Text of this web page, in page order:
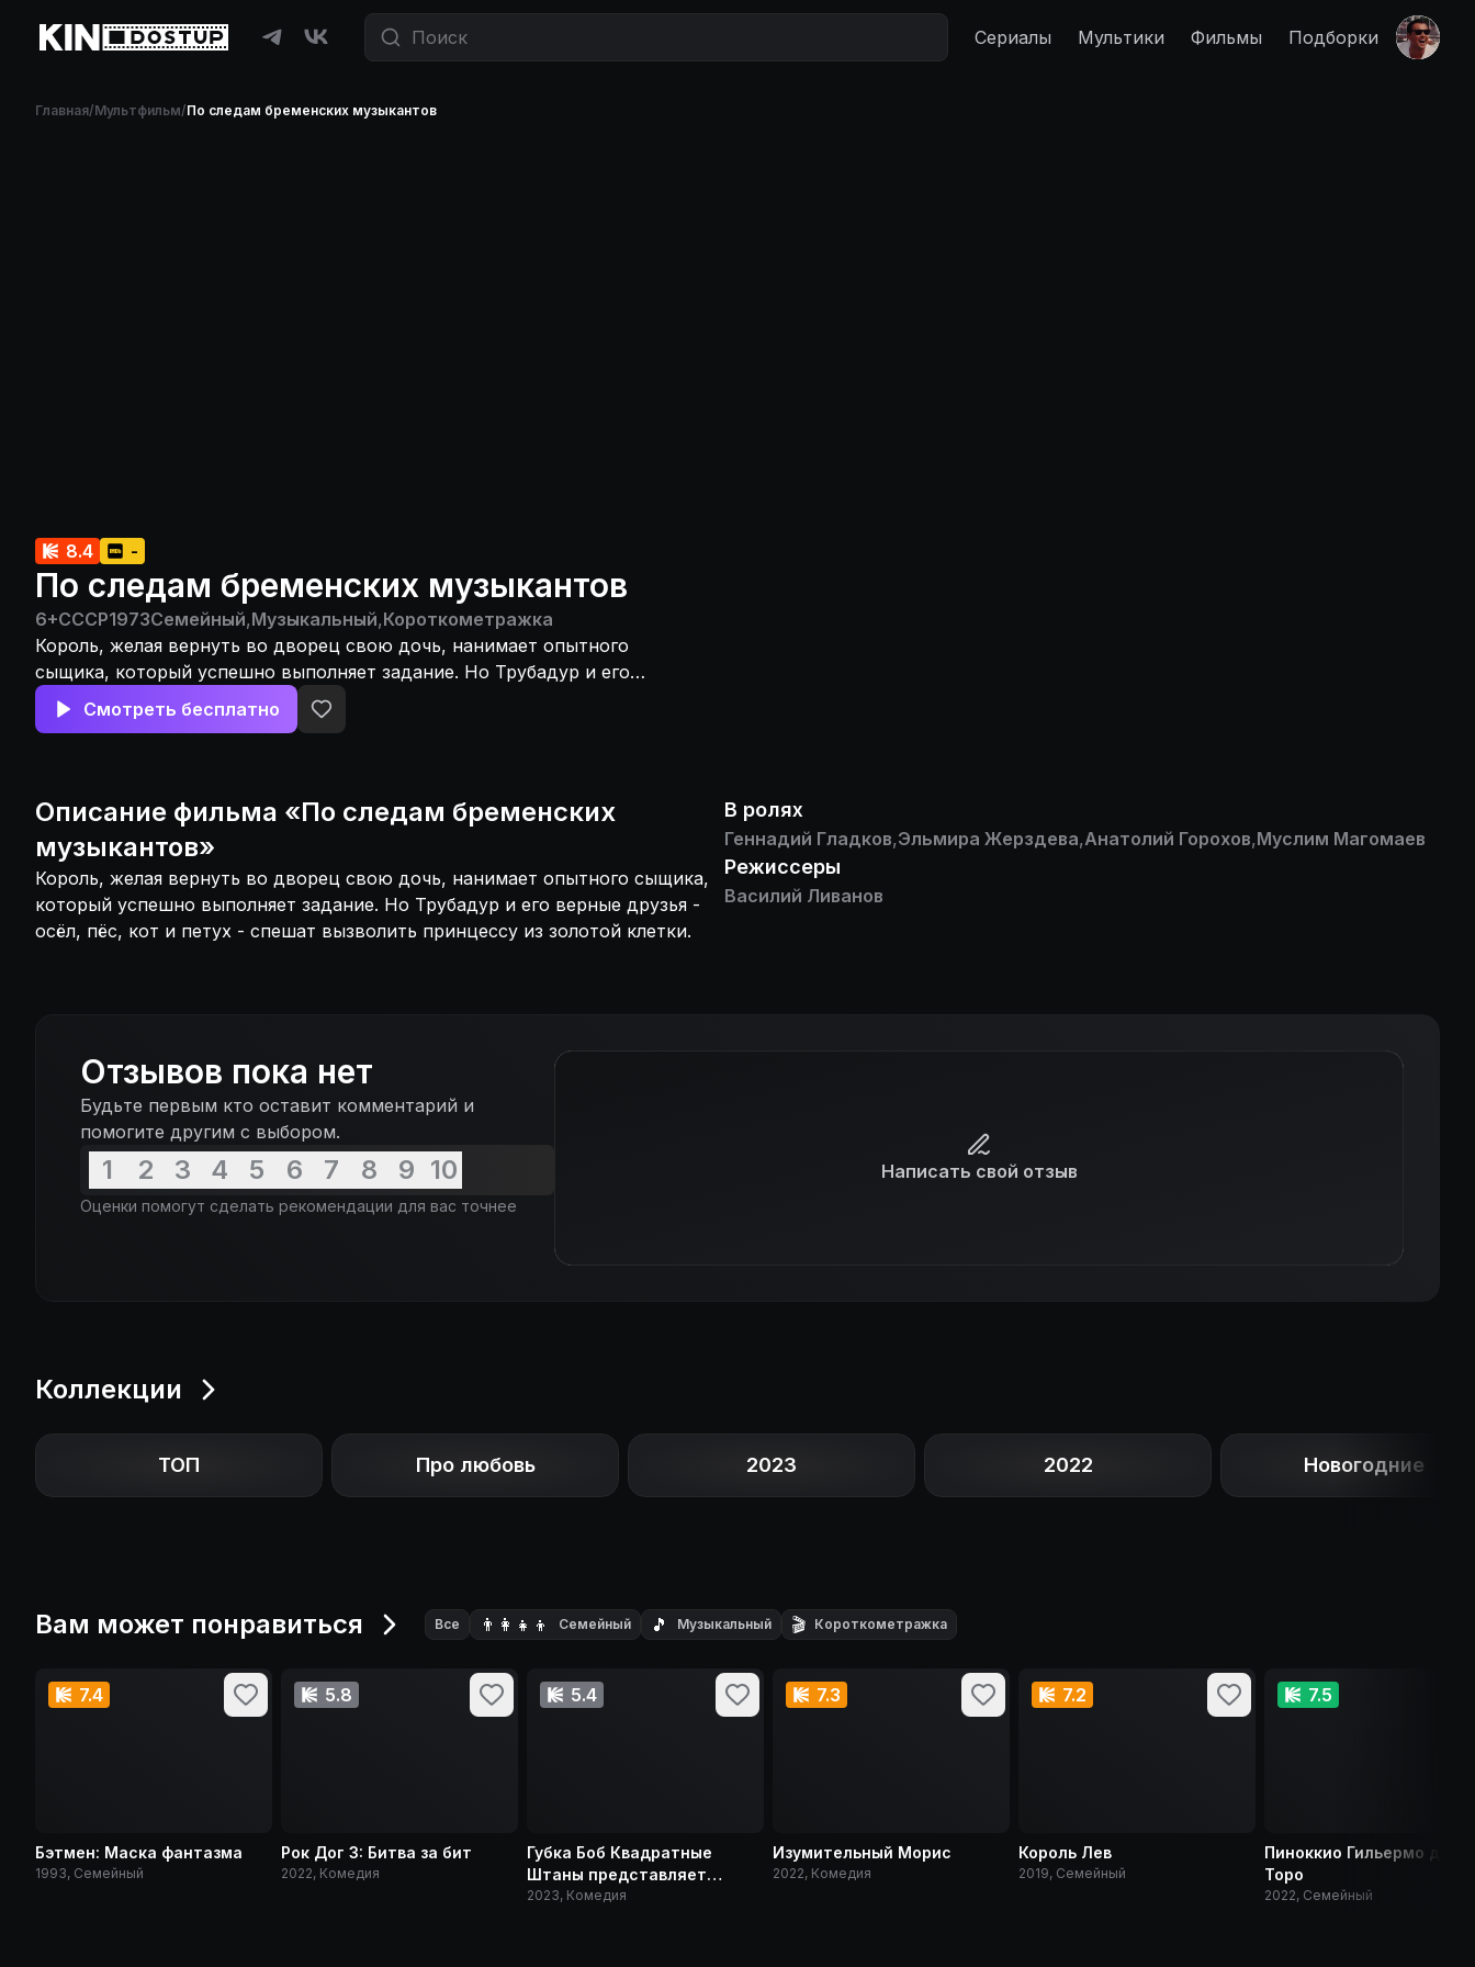
Сериалы Мультики Фильмы Подборки
Главная/Мультфильм/По следам бременских музыкантов
8.4 -
По следам бременских музыкантов
6+СССР1973Семейный,Музыкальный,Короткометражка
Король, желая вернуть во дворец свою дочь, нанимает опытного
сыщика, который успешно выполняет задание. Но Трубадур и его
верные друзья - осёл, пёс, кот и петух - спешат вызволить
принцессу из золотой клетки.
Смотреть бесплатно
Описание фильма «По следам бременских
музыкантов»
Король, желая вернуть во дворец свою дочь, нанимает опытного сыщика,
который успешно выполняет задание. Но Трубадур и его верные друзья -
осёл, пёс, кот и петух - спешат вызволить принцессу из золотой клетки.
В ролях
Геннадий Гладков,Эльмира Жерздева,Анатолий Горохов,Муслим Магомаев
Режиссеры
Василий Ливанов
Отзывов пока нет
Будьте первым кто оставит комментарий и
помогите другим с выбором.
1 2 3 4 5 6 7 8 9 10
Оценки помогут сделать рекомендации для вас точнее
Написать свой отзыв
Коллекции
ТОП Про любовь 2023 2022 Новогодние
Вам может понравиться Все 👨‍👩‍👧‍👦 Семейный 🎵 Музыкальный 🎬 Короткометражка
7.4
Бэтмен: Маска фантазма
1993, Семейный
5.8
Рок Дог 3: Битва за бит
2022, Комедия
5.4
Губка Боб Квадратные
Штаны представляет
Приливную зону
2023, Комедия
7.3
Изумительный Морис
2022, Комедия
7.2
Король Лев
2019, Семейный
7.5
Пиноккио Гильермо дель
Торо
2022, Семейный